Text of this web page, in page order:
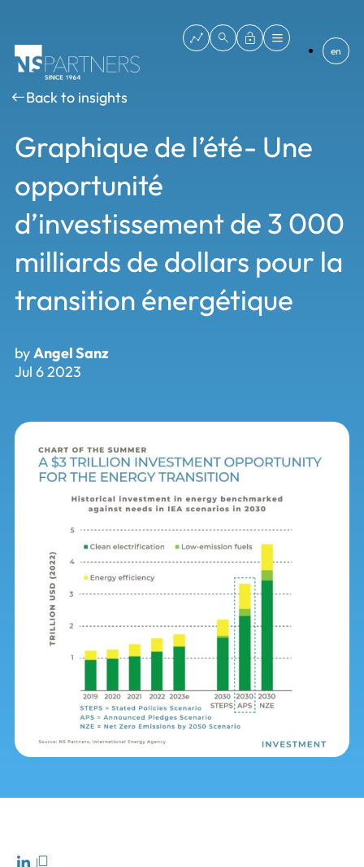
en
Back to insights
Graphique de l’été- Une
opportunité
d’investissement de 3 000
milliards de dollars pour la
transition énergétique
byAngel Sanz
Jul 6 2023